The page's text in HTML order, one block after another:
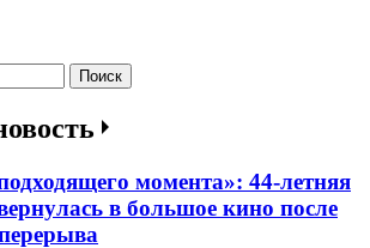
момента»: 44-летняя
в большое кино после